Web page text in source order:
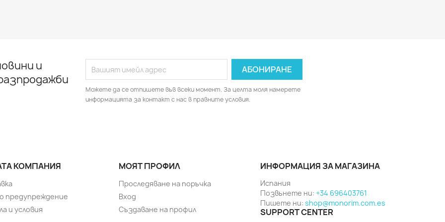
и
Можете да се отпишете във всеки момент. За целта моля намерете
информацията за контакт с нас в правните условия.
КОМПАНИЯ
предупреждение
и условия
МОЯТ ПРОФИЛ
Проследяване на поръчка
Вход
Създаване на профил
ИНФОРМАЦИЯ ЗА МАГАЗИНА
Испания
Позвънете ни: +34 696403761
Пишете ни: shop@monorim.com.es
SUPPORT CENTER